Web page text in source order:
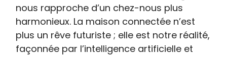
nous rapproche d’un chez-nous plus
harmonieux. La maison connectée n’est
plus un rêve futuriste ; elle est notre réalité,
façonnée par l’intelligence artificielle et